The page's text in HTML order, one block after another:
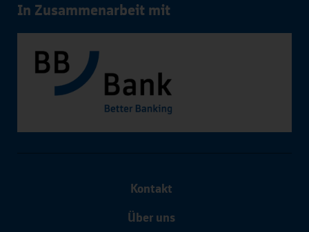
In Zusammenarbeit mit
Kontakt
Über uns